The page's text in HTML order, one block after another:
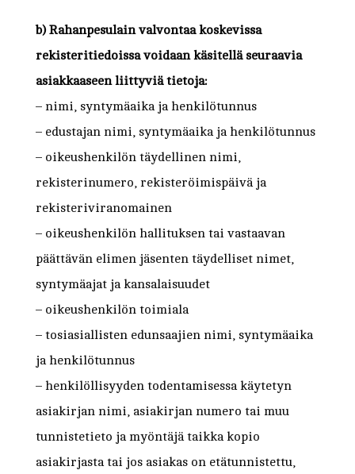
b) Rahanpesulain valvontaa koskevissa
rekisteritiedoissa voidaan käsitellä seuraavia
asiakkaaseen liittyviä tietoja:
– nimi, syntymäaika ja henkilötunnus
– edustajan nimi, syntymäaika ja henkilötunnus
– oikeushenkilön täydellinen nimi,
rekisterinumero, rekisteröimispäivä ja
rekisteriviranomainen
– oikeushenkilön hallituksen tai vastaavan
päättävän elimen jäsenten täydelliset nimet,
syntymäajat ja kansalaisuudet
– oikeushenkilön toimiala
– tosiasiallisten edunsaajien nimi, syntymäaika
ja henkilötunnus
– henkilöllisyyden todentamisessa käytetyn
asiakirjan nimi, asiakirjan numero tai muu
tunnistetieto ja myöntäjä taikka kopio
asiakirjasta tai jos asiakas on etätunnistettu,